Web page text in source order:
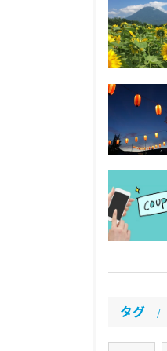
タグ